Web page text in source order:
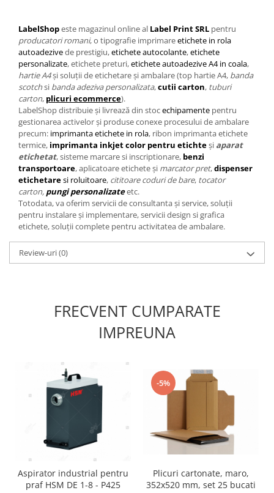
LabelShopeste magazinul online al Label Print SRL pentru
producatori romani, o tipografie imprimareetichete in rola
autoadezivede prestigiu,etichete autocolante,etichete
personalizate, etichete preturi,etichete autoadezive A4 in coala,
hartie A4și soluții de etichetare și ambalare (top hartie A4, banda
scotchsi banda adeziva personalizata,cutii carton, tuburi
carton, plicuri ecommerce).
LabelShop distribuie și livrează din stocechipamente pentru
gestionarea activelor și produse conexe procesului de ambalare
precum: imprimanta etichete in rola, ribon imprimanta etichete
termice, imprimanta inkjet color pentru etichteși aparat
etichetat, sisteme marcare si inscriptionare, benzi
transportoare, aplicatoare etichete și marcator pret,dispenser
etichetaresi roluitoare, cititoare coduri de bare, tocator
carton, pungi personalizateetc.
Totodata, va oferim servicii de consultanta și service, soluții
pentru instalare și implementare, servicii design si grafica
etichete, soluții complete pentru activitatea de ambalare.
Review-uri(0)
FRECVENT CUMPARATE
IMPREUNA
Aspirator industrial pentru
praf HSM DE 1-8 - P425
-5%
Plicuri cartonate, maro,
352x520 mm, set 25 bucati